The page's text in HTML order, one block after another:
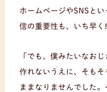
ホームページやSNSと
信の重要性も、いち早く
「でも、僕みたいなお
作れないうえに、そも
ままなりませんでした